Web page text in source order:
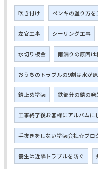
吹き付け ペンキの塗り方を
左官工事 シーリング工事
水切り板金 雨漏りの原因は
おうちのトラブルの9割は水が
錆止め塗装 鉄部分の錆の発
工事終了後お客様にアルバムに
手抜きをしない塗装会社☆ブロ
養生は近隣トラブルを防ぐ